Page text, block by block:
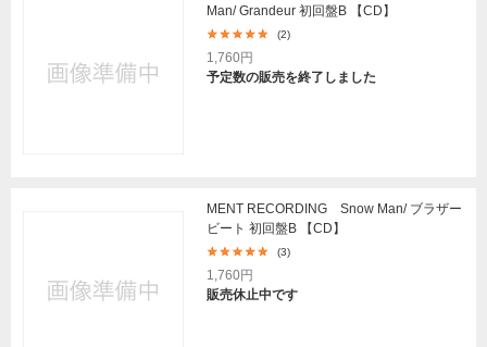
Man/ Grandeur 初回盤B 【CD】
(2)
1,760円
予定数の販売を終了しました
MENT RECORDING Snow Man/ ブラザー
ビート 初回盤B 【CD】
(3)
1,760円
販売休止中です